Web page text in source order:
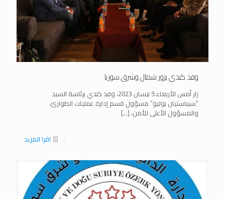
وفد كندي يزور شمال وشرق سوريا
زار أمس الأربعاء 5 نيسان 2023، وفد كندي برئاسة السيد
“سيباستيان بوليو” مسؤول قسم إدارة عمليات الطوارئ،
والمسؤول الأعلى للأمن،[…]
اقرا المزيد